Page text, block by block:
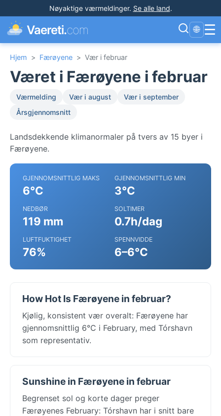
Nøyaktige værmeldinger. Se alle land.
Vaereti.com 🌐 ☰
Hjem > Færøyene > Vær i februar
Været i Færøyene i februar
Værmelding Vær i august
Vær i september
Årsgjennomsnitt
Landsdekkende klimanormaler på tvers av 15 byer i
Færøyene.
GJENNOMSNITTLIG MAKS
6°C
GJENNOMSNITTLIG MIN
3°C
NEDBØR
119 mm
SOLTIMER
0.7h/dag
LUFTFUKTIGHET
76%
SPENNVIDDE
6–6°C
How Hot Is Færøyene in februar?
Kjølig, konsistent vær overalt: Færøyene har
gjennomsnittlig 6°C i February, med Tórshavn
som representativ.
Sunshine in Færøyene in februar
Begrenset sol og korte dager preger
Færøyenes February: Tórshavn har i snitt bare